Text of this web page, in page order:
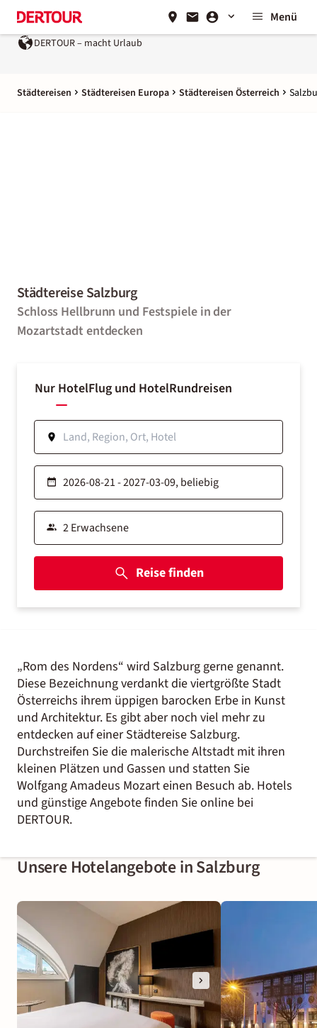
Menü
DERTOUR – macht Urlaub
Städtereisen Städtereisen Europa Städtereisen Österreich
Städtereise Salzburg
Schloss Hellbrunn und Festspiele in der
Mozartstadt entdecken
Nur HotelFlug und HotelRundreisen
Reise finden
„Rom des Nordens“ wird Salzburg gerne genannt.
Diese Bezeichnung verdankt die viertgrößte Stadt
Österreichs ihrem üppigen barocken Erbe in Kunst
und Architektur. Es gibt aber noch viel mehr zu
entdecken auf einer Städtereise Salzburg.
Durchstreifen Sie die malerische Altstadt mit ihren
kleinen Plätzen und Gassen und statten Sie
Wolfgang Amadeus Mozart einen Besuch ab. Hotels
und günstige Angebote finden Sie online bei
DERTOUR.
Unsere Hotelangebote in Salzburg